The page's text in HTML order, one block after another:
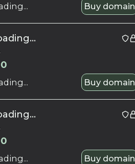
Buy domain
Buy domain
Buy domain